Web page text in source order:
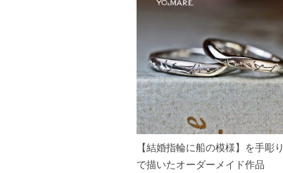
【結婚指輪に船の模様】を手彫り
で描いたオーダーメイド作品